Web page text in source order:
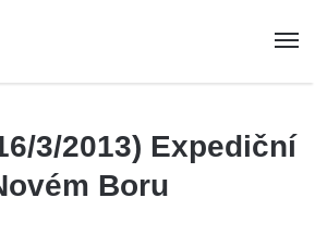
3/2013) Expediční
Boru